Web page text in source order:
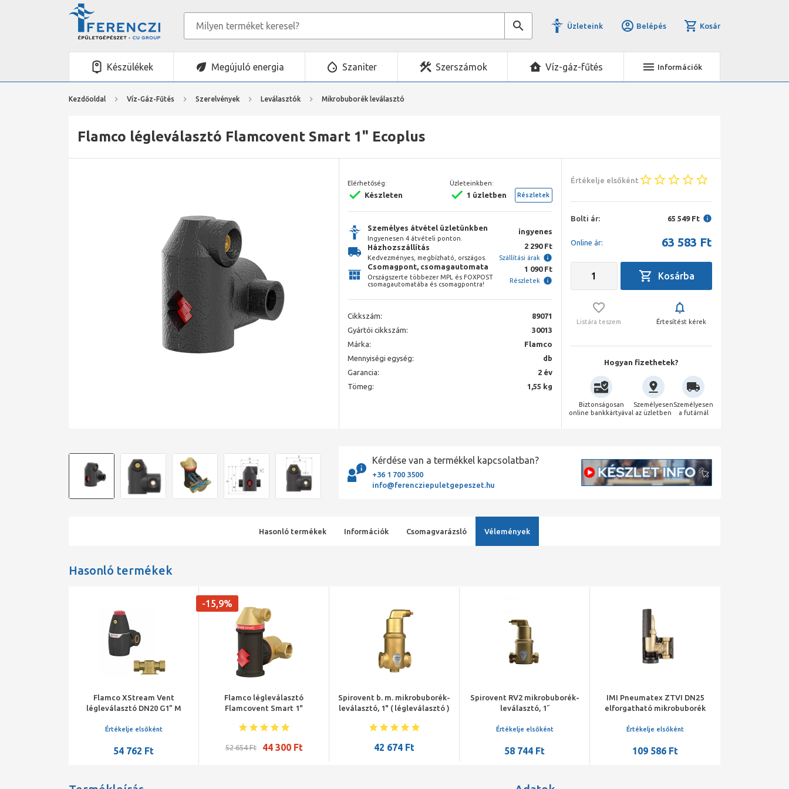
Üzleteink Belépés Kosár
Készülékek Megújuló energia Szaniter Szerszámok Víz-gáz-fűtés Információk
Kezdőoldal Víz-Gáz-Fűtés Szerelvények Leválasztók Mikrobuborék leválasztó
Flamco légleválasztó Flamcovent Smart 1" Ecoplus
Elérhetőség:
Készleten
Üzleteinkben:
1 üzletben Részletek
Személyes átvétel üzletünkben
Ingyenesen 4 átvételi ponton.
ingyenes
Házhozszállítás
Kedvezményes, megbízható, országos.
2 290 Ft
Szállítási árak
Csomagpont, csomagautomata
Országszerte többezer MPL és FOXPOST
csomagautomatába és csomagpontra!
1 090 Ft
Részletek
Cikkszám:
89071
Gyártói cikkszám:
30013
Márka:
Flamco
Mennyiségi egység:
db
Garancia:
2 év
Tömeg:
1,55 kg
Értékelje elsőként
Bolti ár: 65 549 Ft
Online ár: 63 583 Ft
Listára teszem Értesítést kérek
Hogyan fizethetek?
Biztonságosan
online bankkártyával
Személyesen
az üzletben
Személyesen
a futárnál
Kérdése van a termékkel kapcsolatban?
+36 1 700 3500
info@ferencziepuletgepeszet.hu
Hasonló termékek Információk Csomagvarázsló Vélemények
Hasonló termékek
Flamco XStream Vent
légleválasztó DN20 G1” M
Értékelje elsőként
54 762 Ft
Flamco légleválasztó
Flamcovent Smart 1"
-15,9%
52 654 Ft 44 300 Ft
Spirovent b. m. mikrobuborék-
leválasztó, 1" ( légleválasztó )
42 674 Ft
Spirovent RV2 mikrobuborék-
leválasztó, 1˝
Értékelje elsőként
58 744 Ft
IMI Pneumatex ZTVI DN25
elforgatható mikrobuborék
Értékelje elsőként
109 586 Ft